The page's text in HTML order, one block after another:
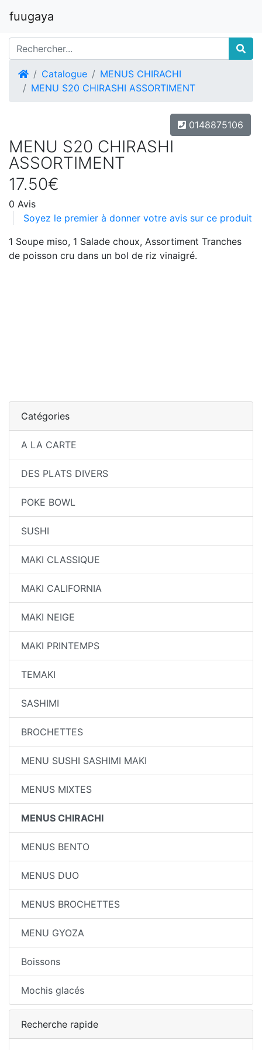
fuugaya
Accueil
Catalogue
MENUS CHIRACHI
MENU S20 CHIRASHI ASSORTIMENT
0148875106
MENU S20 CHIRASHI
ASSORTIMENT
17.50€
0 Avis
Soyez le premier à donner votre avis sur ce produit
1 Soupe miso, 1 Salade choux, Assortiment Tranches
de poisson cru dans un bol de riz vinaigré.
Catégories
A LA CARTE
DES PLATS DIVERS
POKE BOWL
SUSHI
MAKI CLASSIQUE
MAKI CALIFORNIA
MAKI NEIGE
MAKI PRINTEMPS
TEMAKI
SASHIMI
BROCHETTES
MENU SUSHI SASHIMI MAKI
MENUS MIXTES
MENUS CHIRACHI
MENUS BENTO
MENUS DUO
MENUS BROCHETTES
MENU GYOZA
Boissons
Mochis glacés
Recherche rapide